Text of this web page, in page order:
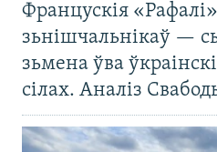
Францускія
зьнішчальнікаў —
зьмена ўва
сілах. Аналіз